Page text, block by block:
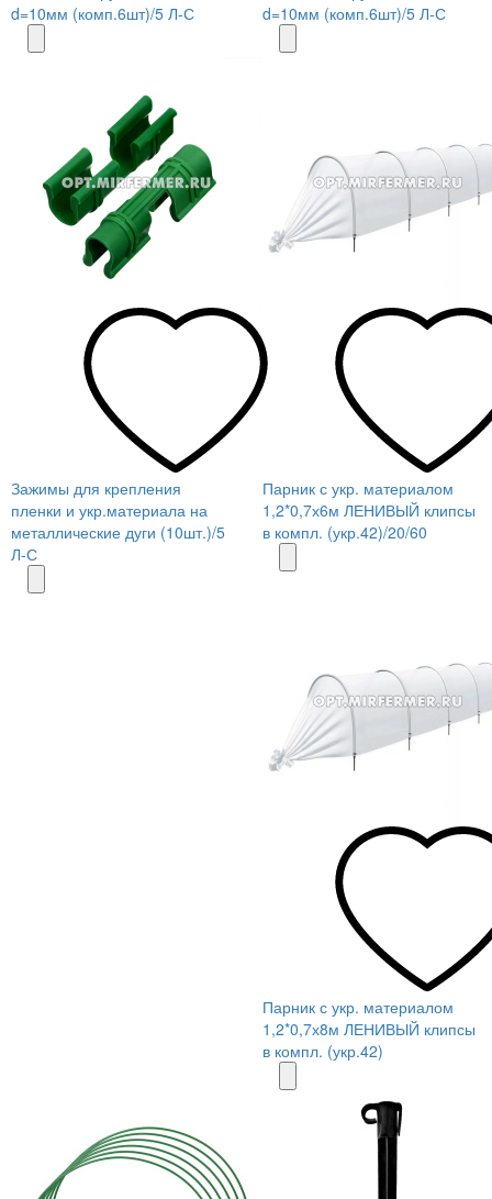
d=10мм (комп.6шт)/5 Л-С
d=10мм (комп.6шт)/5 Л-С
Зажимы для крепления
пленки и укр.материала на
металлические дуги (10шт.)/5
Л-С
Парник с укр. материалом
1,2*0,7х6м ЛЕНИВЫЙ клипсы
в компл. (укр.42)/20/60
Парник с укр. материалом
1,2*0,7х8м ЛЕНИВЫЙ клипсы
в компл. (укр.42)